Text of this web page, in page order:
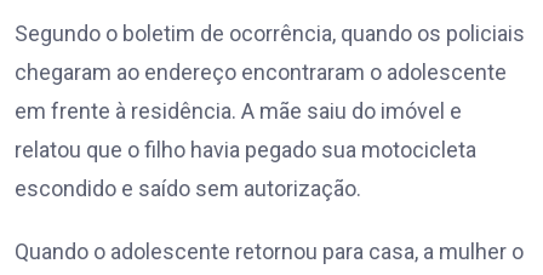
Segundo o boletim de ocorrência, quando os policiais
chegaram ao endereço encontraram o adolescente
em frente à residência. A mãe saiu do imóvel e
relatou que o filho havia pegado sua motocicleta
escondido e saído sem autorização.
Quando o adolescente retornou para casa, a mulher o